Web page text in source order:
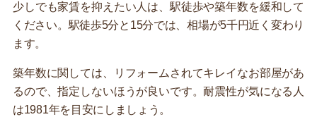
少しでも家賃を抑えたい人は、駅徒歩や築年数を緩和して
ください。駅徒歩5分と15分では、相場が5千円近く変わり
ます。
築年数に関しては、リフォームされてキレイなお部屋があ
るので、指定しないほうが良いです。耐震性が気になる人
は1981年を目安にしましょう。